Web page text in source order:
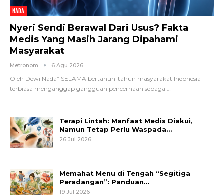
NADA
Nyeri Sendi Berawal Dari Usus? Fakta
Medis Yang Masih Jarang Dipahami
Masyarakat
Metronom 6 Agu 2026
Oleh Dewi Nada* SELAMA bertahun-tahun masyarakat Indonesia
terbiasa menganggap gangguan pencernaan sebagai
Terapi Lintah: Manfaat Medis Diakui,
Namun Tetap Perlu Waspada…
26 Jul 2026
Memahat Menu di Tengah “Segitiga
Peradangan”: Panduan…
19 Jul 2026